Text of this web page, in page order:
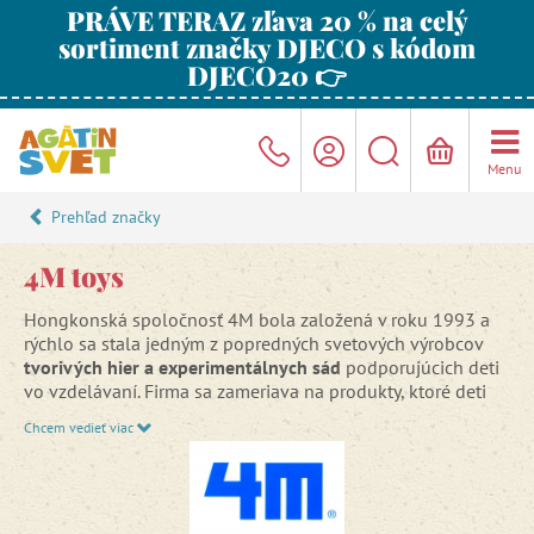
PRÁVE TERAZ zľava 20 % na celý
sortiment značky DJECO s kódom
DJECO20 👉
Menu
Prehľad značky
4M toys
Hongkonská spoločnosť 4M bola založená v roku 1993 a
rýchlo sa stala jedným z popredných svetových výrobcov
tvorivých hier a experimentálnych sád podporujúcich deti
vo vzdelávaní. Firma sa zameriava na produkty, ktoré deti
prebúdzajú v nich prirodzenú zvedavosť a chuť
niečo vybádať, zostrojiť či vytvoriť vlastnými rukami.
Sortimentu spoločnosti 4M je obrovský. S
sadami
si deti precvičia svoju zručnosť a trpezlivosť. V tejto
Chcem vedieť viac